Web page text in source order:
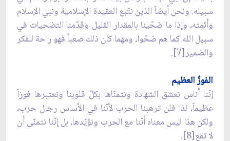
سبيله. ونحن أيضاً الذين نتّبع العقيدة الإسلامية ونبي الإسلام
وأئمته، وإذا ما ضحّينا بالمقدار القليل وقدّمنا التضحيات في
سبيل الله كما هم ضحّوا، ومهما كان ذلك صعباً فهو راحة للفكر
والضمير[7].
الفوزٌ العظيم
إنّنا أناس نعشق الشهادة ونتمنّاها بكلّ قلوبنا ونعتبرها فوزاً
عظيماً، لذا فلن ترهبنا الحرب لأنّنا في الأساس رجال حرب،
ولكن هذا ليس معناه أنّنا مع الحرب ونؤيّدها، بل إنّنا نتمنّى أن
لا تقع[8].